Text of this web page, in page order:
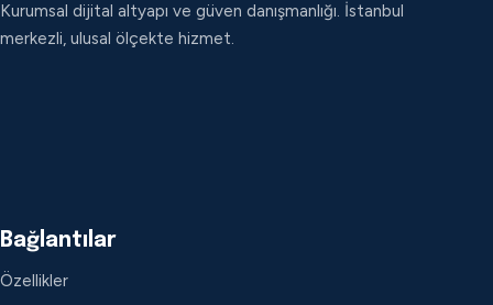
Kurumsal dijital altyapı ve güven danışmanlığı. İstanbul
merkezli, ulusal ölçekte hizmet.
Bağlantılar
Özellikler